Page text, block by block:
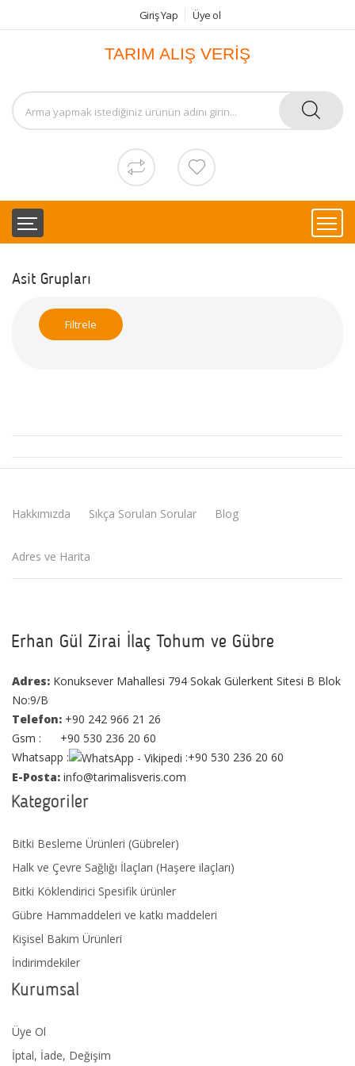
Giriş Yap Üye ol
TARIM ALIŞ VERİŞ
Asit Grupları
Filtrele
Hakkımızda Sıkça Sorulan Sorular Blog
Adres ve Harita
Erhan Gül Zirai İlaç Tohum ve Gübre
Adres: Konuksever Mahallesi 794 Sokak Gülerkent Sitesi B Blok
No:9/B
Telefon: +90 242 966 21 26
Gsm : +90 530 236 20 60
Whatsapp :
:+90 530 236 20 60
E-Posta: info@tarimalisveris.com
Kategoriler
Bitki Besleme Ürünleri (Gübreler)
Halk ve Çevre Sağlığı İlaçları (Haşere ilaçları)
Bitki Köklendirici Spesifik ürünler
Gübre Hammaddeleri ve katkı maddeleri
Kişisel Bakım Ürünleri
İndirimdekiler
Kurumsal
Üye Ol
İptal, İade, Değişim